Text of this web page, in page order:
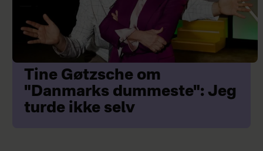
Tine Gøtzsche om
"Danmarks dummeste": Jeg
turde ikke selv